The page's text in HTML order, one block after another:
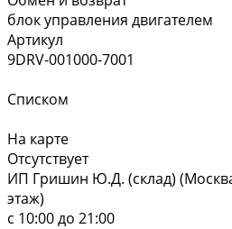
блок управления двигателем
Артикул
9DRV-001000-7001
Списком
На карте
Отсутствует
ИП Гришин Ю.Д. (склад)
этаж)
с 10:00 до 21:00